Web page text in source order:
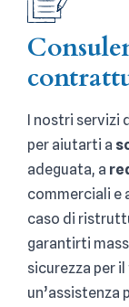
I nostri servizi
per aiutarti a
adeguata, a
commerciali e
caso di
garantirti
sicurezza per
un’assistenza